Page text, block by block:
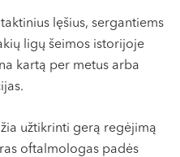
lęšius, sergantiems
ligų šeimos istorijoje
kartą per metus arba
užtikrinti gerą regėjimą
oftalmologas padės